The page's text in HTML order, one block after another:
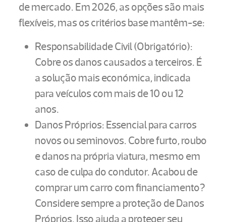
de mercado. Em 2026, as opções são mais
flexíveis, mas os critérios base mantêm-se:
Responsabilidade Civil (Obrigatório):
Cobre os danos causados a terceiros. É
a solução mais económica, indicada
para veículos com mais de 10 ou 12
anos.
Danos Próprios: Essencial para carros
novos ou seminovos. Cobre furto, roubo
e danos na própria viatura, mesmo em
caso de culpa do condutor. Acabou de
comprar um carro com financiamento?
Considere sempre a proteção de Danos
Próprios. Isso ajuda a proteger seu